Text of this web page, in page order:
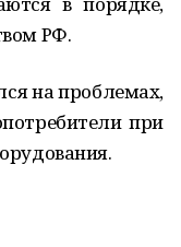
РФ.
на проблемах,
при